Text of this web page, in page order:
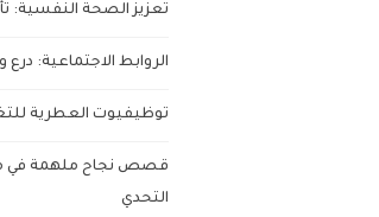
تعزيز الصحة النفسية:
الروابط الاجتماعية:
توظيفيوت العطرية
قصص نجاح ملهمة في
التحدي